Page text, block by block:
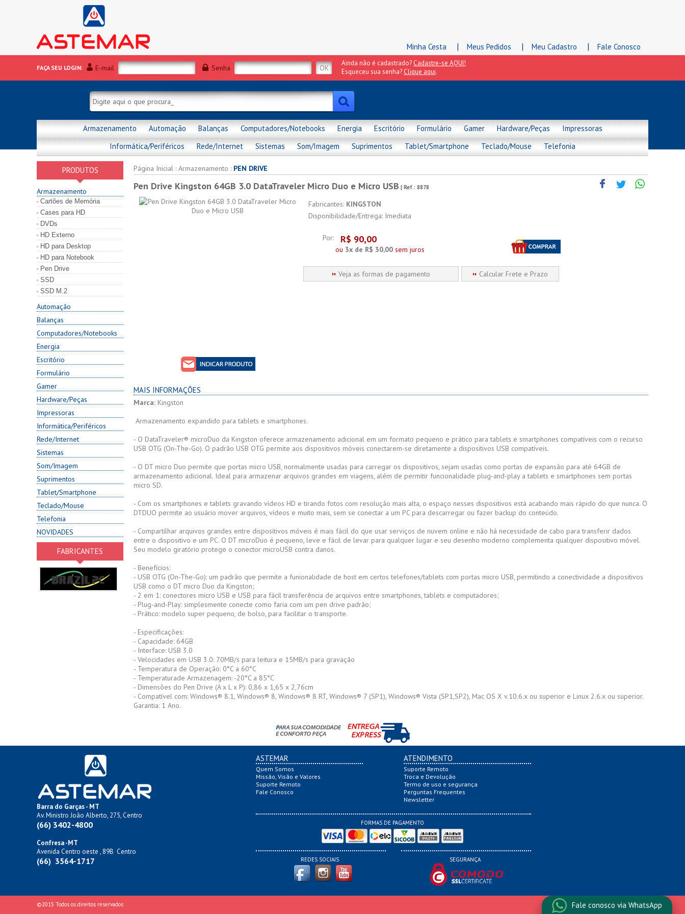
Fale conosco via WhatsApp
Minha Cesta | Meus Pedidos | Meu Cadastro | Fale Conosco
FAÇA SEU LOGIN: E-mail Senha
Ainda não é cadastrado? Cadastre-se AQUI!
Esqueceu sua senha? Clique aqui.
Armazenamento Automação Balanças Computadores/Notebooks Energia Escritório Formulário Gamer Hardware/Peças
Impressoras
Informática/Periféricos
Rede/Internet Sistemas Som/Imagem Suprimentos Tablet/Smartphone Teclado/Mouse Telefonia
PRODUTOS
Armazenamento
Cartões de Memória
Cases para HD
DVDs
HD Externo
HD para Desktop
HD para Notebook
Pen Drive
SSD
SSD M.2
Automação
Balanças
Computadores/Notebooks
Energia
Escritório
Formulário
Gamer
Hardware/Peças
Impressoras
Informática/Periféricos
Rede/Internet
Sistemas
Som/Imagem
Suprimentos
Tablet/Smartphone
Teclado/Mouse
Telefonia
NOVIDADES
FABRICANTES
Página Inicial : Armazenamento : PEN DRIVE
Pen Drive Kingston 64GB 3.0 DataTraveler Micro Duo e Micro USB | Ref.: 8878
Fabricantes: KINGSTON
Disponibilidade/Entrega: Imediata
Por: R$ 90,00
ou 3x de R$ 30,00 sem juros
Veja as formas de pagamento Calcular Frete e Prazo
MAIS INFORMAÇÕES
Marca: Kingston
Armazenamento expandido para tablets e smartphones.
- O DataTraveler® microDuo da Kingston oferece armazenamento adicional em um formato pequeno e prático para tablets e smartphones compatíveis com o recurso
USB OTG (On-The-Go). O padrão USB OTG permite aos dispositivos móveis conectarem-se diretamente a dispositivos USB compatíveis.
- O DT micro Duo permite que portas micro USB, normalmente usadas para carregar os dispositivos, sejam usadas como portas de expansão para até 64GB de
armazenamento adicional. Ideal para armazenar arquivos grandes em viagens, além de permitir funcionalidade plug-and-play a tablets e smartphones sem portas
micro SD.
- Com os smartphones e tablets gravando vídeos HD e tirando fotos com resolução mais alta, o espaço nesses dispositivos está acabando mais rápido do que nunca. O
DTDUO permite ao usuário mover arquivos, vídeos e muito mais, sem se conectar a um PC para descarregar ou fazer backup do conteúdo.
- Compartilhar arquivos grandes entre dispositivos móveis é mais fácil do que usar serviços de nuvem online e não há necessidade de cabo para transferir dados
entre o dispositivo e um PC. O DT microDuo é pequeno, leve e fácil de levar para qualquer lugar e seu desenho moderno complementa qualquer dispositivo móvel.
Seu modelo giratório protege o conector microUSB contra danos.
- Benefícios:
- USB OTG (On-The-Go): um padrão que permite a funionalidade de host em certos telefones/tablets com portas micro USB, permitindo a conectividade a dispositivos
USB como o DT micro Duo da Kingston;
- 2 em 1: conectores micro USB e USB para fácil transferência de arquivos entre smartphones, tablets e computadores;
- Plug-and-Play: simplesmente conecte como faria com um pen drive padrão;
- Prático: modelo super pequeno, de bolso, para facilitar o transporte.
- Especificações:
- Capacidade: 64GB
- Interface: USB 3.0
- Velocidades em USB 3.0: 70MB/s para leitura e 15MB/s para gravação
- Temperatura de Operação: 0°C a 60°C
- Temperaturade Armazenagem: -20°C a 85°C
- Dimensões do Pen Drive (A x L x P): 0,86 x 1,65 x 2,76cm
- Compatível com: Windows® 8.1, Windows® 8, Windows® 8 RT, Windows® 7 (SP1), Windows® Vista (SP1,SP2), Mac OS X v.10.6.x ou superior e Linux 2.6.x ou superior.
Garantia: 1 Ano.
Barra do Garças - MT
Av. Ministro João Alberto, 275, Centro
(66) 3402-4800
Confresa -MT
Avenida Centro oeste , 89B Centro
(66) 3564-1717
ASTEMAR
Quem Somos
Missão, Visão e Valores
Suporte Remoto
Fale Conosco
ATENDIMENTO
Suporte Remoto
Troca e Devolução
Termo de uso e segurança
Perguntas Frequentes
Newsletter
FORMAS DE PAGAMENTO
REDES SOCIAIS SEGURANÇA
©2015 Todos os direitos reservados